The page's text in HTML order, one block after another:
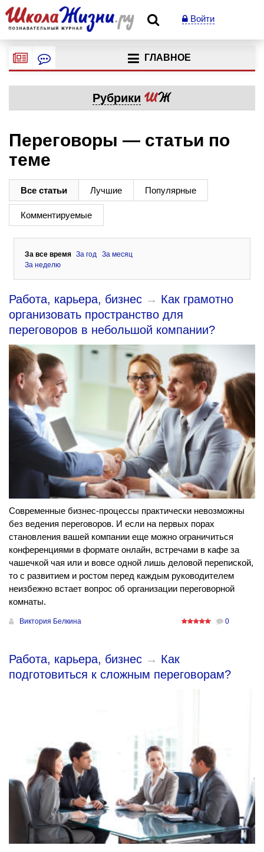
Войти
ГЛАВНОЕ
Рубрики
Переговоры — статьи по
теме
Все статьи Лучшие Популярные
Комментируемые
За все время За год
За месяц
За неделю
Работа, карьера, бизнес → Как грамотно
организовать пространство для
переговоров в небольшой компании?
Современные бизнес-процессы практически невозможны
без ведения переговоров. И если на первых порах
становления вашей компании еще можно ограничиться
конференциями в формате онлайн, встречами в кафе за
чашечкой чая или и вовсе одной лишь деловой перепиской,
то с развитием и ростом перед каждым руководителем
неизбежно встает вопрос об организации переговорной
комнаты.
Виктория Белкина 0
Работа, карьера, бизнес → Как
подготовиться к сложным переговорам?